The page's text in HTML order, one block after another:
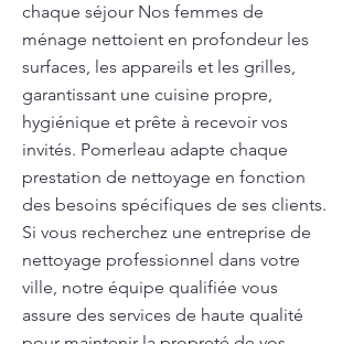
chaque séjour Nos femmes de
ménage nettoient en profondeur les
surfaces, les appareils et les grilles,
garantissant une cuisine propre,
hygiénique et prête à recevoir vos
invités. Pomerleau adapte chaque
prestation de nettoyage en fonction
des besoins spécifiques de ses clients.
Si vous recherchez une entreprise de
nettoyage professionnel dans votre
ville, notre équipe qualifiée vous
assure des services de haute qualité